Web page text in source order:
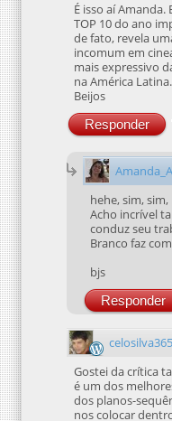
É isso aí
TOP 10 do ano
de fato, revela
incomum em
mais expressivo
na América
Beijos
Responder
hehe, sim,
Acho incrível
conduz seu
Branco faz
bjs
Responder
celosilva365
Gostei da crítica
é um dos
dos planos-
nos colocar